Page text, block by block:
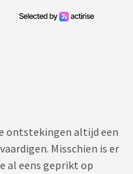
ontstekingen altijd een
Misschien is er
al eens geprikt op